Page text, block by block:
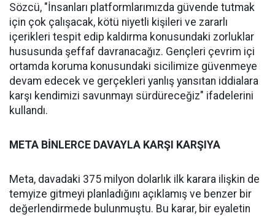
Sözcü, "İnsanları platformlarımızda güvende tutmak
için çok çalışacak, kötü niyetli kişileri ve zararlı
içerikleri tespit edip kaldırma konusundaki zorluklar
hususunda şeffaf davranacağız. Gençleri çevrim içi
ortamda koruma konusundaki sicilimize güvenmeye
devam edecek ve gerçekleri yanlış yansıtan iddialara
karşı kendimizi savunmayı sürdüreceğiz" ifadelerini
kullandı.
META BİNLERCE DAVAYLA KARŞI KARŞIYA
Meta, davadaki 375 milyon dolarlık ilk karara ilişkin de
temyize gitmeyi planladığını açıklamış ve benzer bir
değerlendirmede bulunmuştu. Bu karar, bir eyaletin